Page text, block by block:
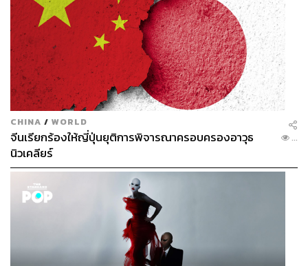
CHINA / WORLD
จีนเรียกร้องให้ญี่ปุ่นยุติการพิจารณาครอบครองอาวุธ
นิวเคลียร์
...